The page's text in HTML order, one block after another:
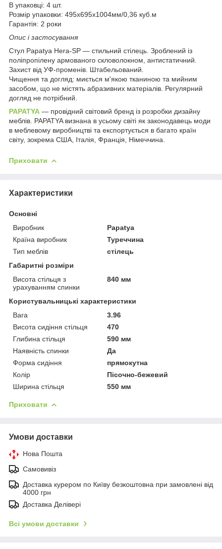
В упаковці: 4 шт.
Розмір упаковки: 495х695х1004мм/0,36 куб.м
Гарантія: 2 роки
Опис і застосування
Стул Papatya Hera-SP — стильний стілець. Зроблений із
поліпропілену армованого скловолокном, антистатичний.
Захист від УФ-променів. Штабельований.
Чищення та догляд: миється м'якою тканиною та мийним
засобом, що не містять абразивних матеріалів. Регулярний
догляд не потрібний.
PAPATYA — провідний світовий бренд із розробки дизайну
меблів. PAPATYA визнана в усьому світі як законодавець моди
в меблевому виробництві та експортується в багато країн
світу, зокрема США, Італія, Франція, Німеччина.
Приховати
Характеристики
Основні
Виробник
Papatya
Країна виробник
Туреччина
Тип меблів
стілець
Габаритні розміри
Висота стільця з
урахуванням спинки
840 мм
Користувальницькі характеристики
Вага
3.96
Висота сидіння стільця
470
Глибина стільця
590 мм
Наявність спинки
Да
Форма сидіння
прямокутна
Колір
Пісочно-бежевий
Ширина стільця
550 мм
Приховати
Умови доставки
Нова Пошта
Самовивіз
Доставка курером по Київу безкоштовна при замовлені від
4000 грн
Доставка Делівері
Всі умови доставки